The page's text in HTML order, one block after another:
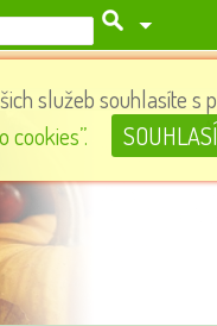
Sattva
služeb souhlasíte s